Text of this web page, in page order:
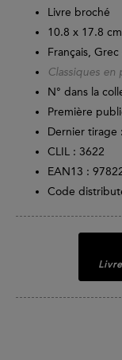
Livre broché
10.8 x 17.8 cm
Français, Grec
Classiques en
N° dans la
Première
Dernier tirage :
CLIL : 3622
EAN13 :
Code